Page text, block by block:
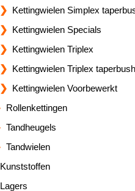
Kettingwielen Simplex
Kettingwielen Specials
Kettingwielen Triplex
Kettingwielen Triplex taperbush
Kettingwielen Voorbewerkt
Rollenkettingen
Tandheugels
Tandwielen
Kunststoffen
Lagers